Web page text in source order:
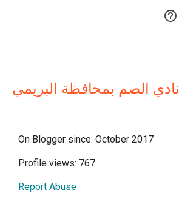

نادي الصم بمحافظة البريمي
On Blogger since: October 2017
Profile views: 767
Report Abuse